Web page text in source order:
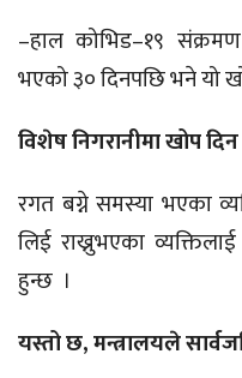
–हाल कोभिड–१९
भएको ३० दिनपछि भने यो
विशेष निगरानीमा खोप
रगत बग्ने समस्या भएका
लिई राख्नुभएका
हुन्छ ।
यस्तो छ, मन्त्रालयले